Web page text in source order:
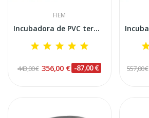
FIEM
Incubadora de PVC termoaislante avanzada FIEM...
443,00 € 356,00 € -87,00 € 557,00 €